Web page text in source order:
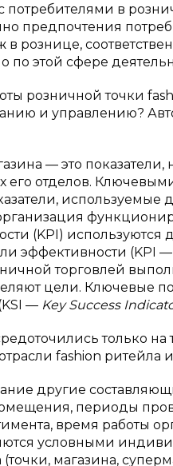
потребителями в
предпочтения
рознице,
этой сфере
розничной точки
и управлению?
— это показатели,
его отделов.
используемые
(KPI)
эффективности (KPI —
торговлей
цели. Ключевые
— Key Success
только на
fashion ритейла
другие
периоды
время работы
условными
магазина,